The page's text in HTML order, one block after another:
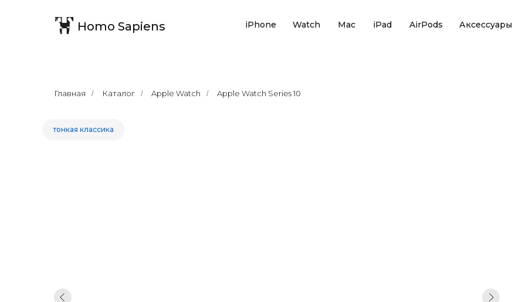
Homo Sapiens iPhone Watch Mac iPad AirPods Аксессуары
Главная / Каталог / Apple Watch / Apple Watch Series 10
тонкая классика